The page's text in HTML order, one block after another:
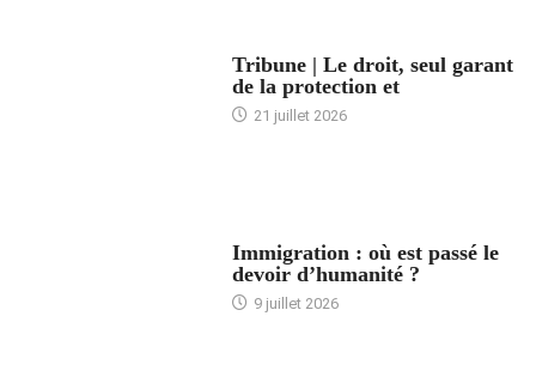
Tribune | Le droit, seul garant
de la protection et
21 juillet 2026
Immigration : où est passé le
devoir d’humanité ?
9 juillet 2026